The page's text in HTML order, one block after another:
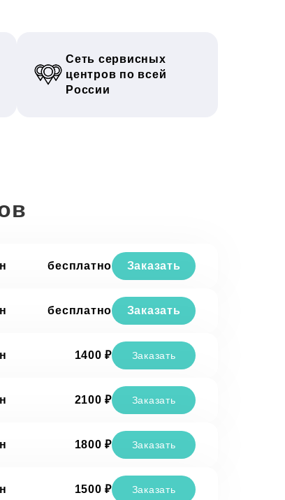
Сеть сервисных
центров по всей
России
бесплатно Заказать
бесплатно Заказать
1400 ₽ Заказать
2100 ₽ Заказать
1800 ₽ Заказать
1500 ₽ Заказать